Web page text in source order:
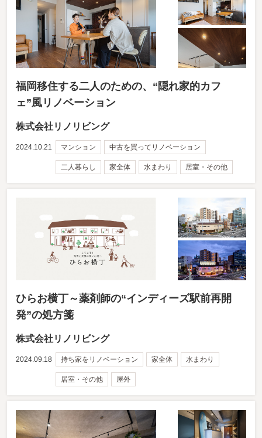
福岡移住する二人のための、“隠れ家的カフ
ェ”風リノベーション
株式会社リノリビング
2024.10.21 マンション 中古を買ってリノベーション
二人暮らし 家全体 水まわり 居室・その他
ひらお横丁～薬剤師の“インディーズ駅前再開
発”の処方箋
株式会社リノリビング
2024.09.18 持ち家をリノベーション 家全体 水まわり
居室・その他 屋外